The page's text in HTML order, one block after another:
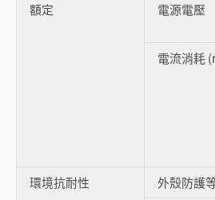
額定 電源電壓
電流消耗
環境抗耐性 外殼防護